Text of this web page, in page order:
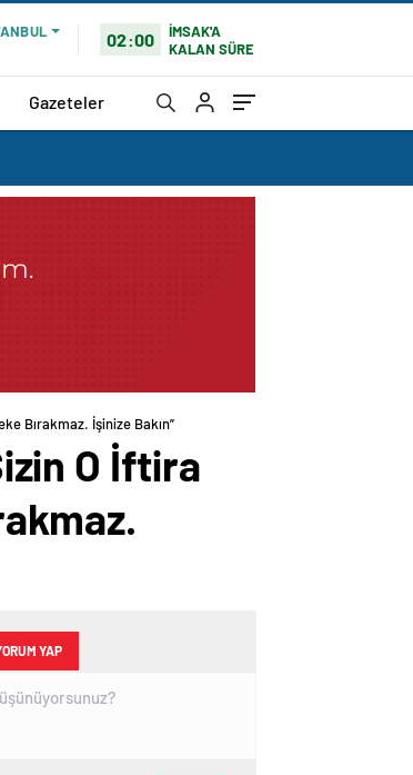
02:00
İMSAK'A
KALAN SÜRE
Gazeteler
Bırakmaz. İşinize Bakın”
O İftira
YAP